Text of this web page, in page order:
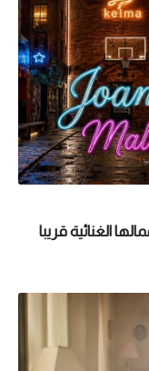
الغنائية قريبا